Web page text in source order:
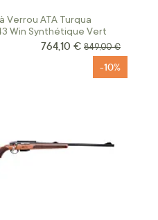
Verrou ATA Turqua
Win Synthétique Vert
Prix Spécial
764,10 € Prix normal
849,00 €
-10%